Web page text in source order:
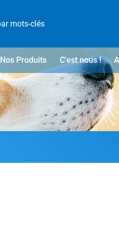
Nos Produits C'est nous !